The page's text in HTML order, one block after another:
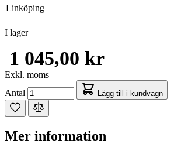
Linköping
I lager
1 045,00 kr
Exkl. moms
Antal
Lägg till i kundvagn
Mer information